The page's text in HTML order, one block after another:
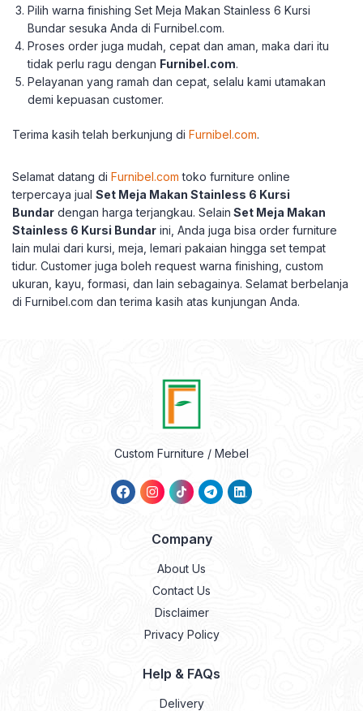
Pilih warna finishing Set Meja Makan Stainless 6 Kursi
Bundar sesuka Anda di Furnibel.com.
Proses order juga mudah, cepat dan aman, maka dari itu
tidak perlu ragu dengan Furnibel.com.
Pelayanan yang ramah dan cepat, selalu kami utamakan
demi kepuasan customer.
Terima kasih telah berkunjung di Furnibel.com.
Selamat datang di Furnibel.com toko furniture online
terpercaya jual Set Meja Makan Stainless 6 Kursi
Bundar dengan harga terjangkau. Selain Set Meja Makan
Stainless 6 Kursi Bundar ini, Anda juga bisa order furniture
lain mulai dari kursi, meja, lemari pakaian hingga set tempat
tidur. Customer juga boleh request warna finishing, custom
ukuran, kayu, formasi, dan lain sebagainya. Selamat berbelanja
di Furnibel.com dan terima kasih atas kunjungan Anda.
Custom Furniture / Mebel
Company
About Us
Contact Us
Disclaimer
Privacy Policy
Help & FAQs
Delivery